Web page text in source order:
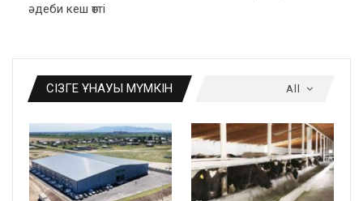
әдеби кеш өтті
All
СІЗГЕ ҰНАУЫ МҮМКІН